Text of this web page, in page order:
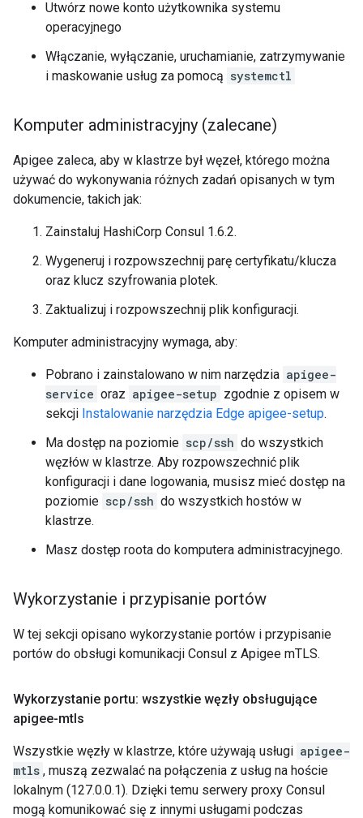
Utwórz nowe konto użytkownika systemu
operacyjnego
Włączanie, wyłączanie, uruchamianie, zatrzymywanie
i maskowanie usług za pomocą systemctl
Komputer administracyjny (zalecane)
Apigee zaleca, aby w klastrze był węzeł, którego można
używać do wykonywania różnych zadań opisanych w tym
dokumencie, takich jak:
Zainstaluj HashiCorp Consul 1.6.2.
Wygeneruj i rozpowszechnij parę certyfikatu/klucza
oraz klucz szyfrowania plotek.
Zaktualizuj i rozpowszechnij plik konfiguracji.
Komputer administracyjny wymaga, aby:
Pobrano i zainstalowano w nim narzędzia apigee-
service oraz apigee-setup zgodnie z opisem w
sekcji Instalowanie narzędzia Edge apigee-setup.
Ma dostęp na poziomie scp/ssh do wszystkich
węzłów w klastrze. Aby rozpowszechnić plik
konfiguracji i dane logowania, musisz mieć dostęp na
poziomie scp/ssh do wszystkich hostów w
klastrze.
Masz dostęp roota do komputera administracyjnego.
Wykorzystanie i przypisanie portów
W tej sekcji opisano wykorzystanie portów i przypisanie
portów do obsługi komunikacji Consul z Apigee mTLS.
Wykorzystanie portu: wszystkie węzły obsługujące
apigee-mtls
Wszystkie węzły w klastrze, które używają usługi apigee-
mtls , muszą zezwalać na połączenia z usług na hoście
lokalnym (127.0.0.1). Dzięki temu serwery proxy Consul
mogą komunikować się z innymi usługami podczas